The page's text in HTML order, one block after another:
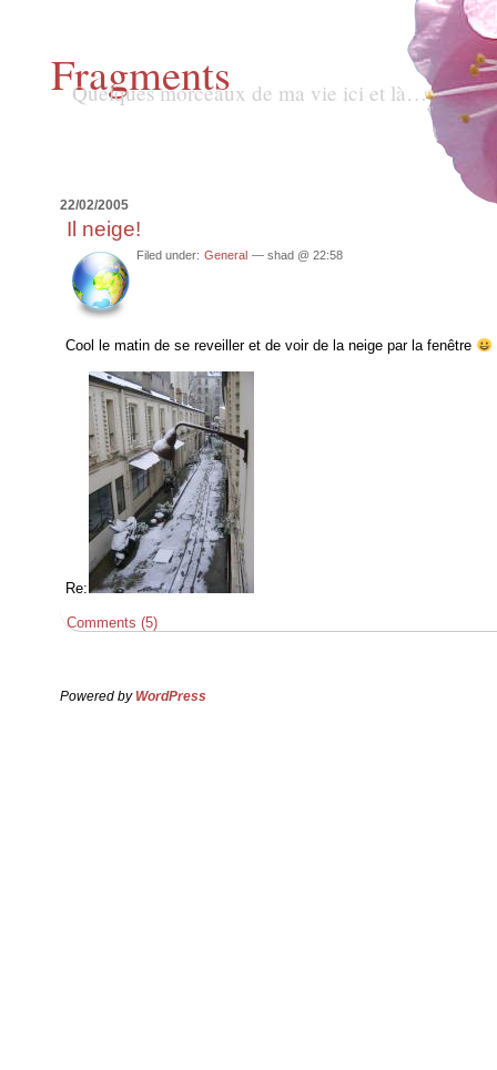
Fragments
Quelques morceaux de ma vie ici et là…
22/02/2005
Il neige!
Filed under: General — shad @ 22:58
Cool le matin de se reveiller et de voir de la neige par la fenêtre
Re:
Comments (5)
Powered by WordPress